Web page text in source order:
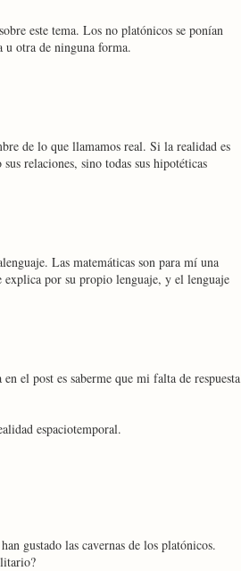
este tema. Los no platónicos se ponían
u otra de ninguna forma.
de lo que llamamos real. Si la realidad es
relaciones, sino todas sus hipotéticas
Las matemáticas son para mí una
explica por su propio lenguaje, y el lenguaje
el post es saberme que mi falta de respuesta
espaciotemporal.
gustado las cavernas de los platónicos.